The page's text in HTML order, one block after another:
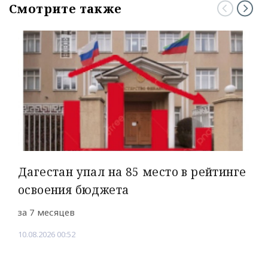
Смотрите также
Дагестан упал на 85 место в рейтинге
освоения бюджета
за 7 месяцев
10.08.2026 00:52